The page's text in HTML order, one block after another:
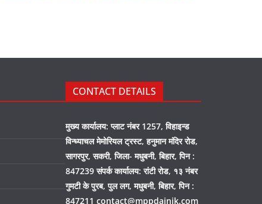
CONTACT DETAILS
मुख्य कार्यालय: प्लाट नंबर 1257, विहाइन्ड
विन्ध्याचल मेमोरियल ट्रस्ट, हनुमान मंदिर रोड,
सागरपुर, सकरी, जिला- मधुबनी, बिहार, पिन :
847239 संपर्क कार्यालय: रांटी रोड, १३ नंबर
गुमटी के पुरब, पुल लग, मधुबनी, बिहार, पिन :
847211 contact@mppdainik.com